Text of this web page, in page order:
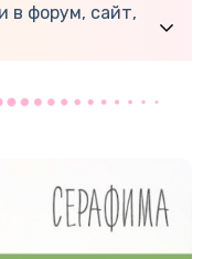
в форум, сайт,